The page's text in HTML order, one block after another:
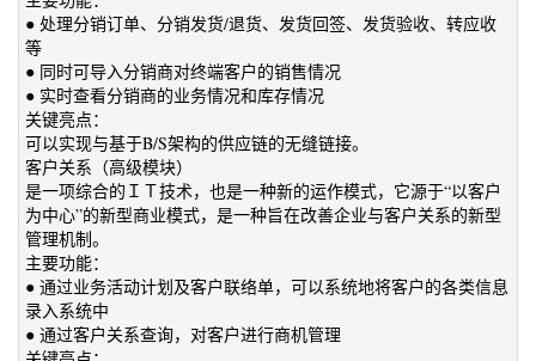
● 处理分销订单、分销发货/退货、发货回签、发货验收、转应收
等
● 同时可导入分销商对终端客户的销售情况
● 实时查看分销商的业务情况和库存情况
关键亮点：
可以实现与基于B/S架构的供应链的无缝链接。
客户关系（高级模块）
是一项综合的ＩＴ技术，也是一种新的运作模式，它源于“以客户
为中心”的新型商业模式，是一种旨在改善企业与客户关系的新型
管理机制。
主要功能：
● 通过业务活动计划及客户联络单，可以系统地将客户的各类信息
录入系统中
● 通过客户关系查询，对客户进行商机管理